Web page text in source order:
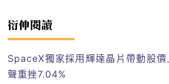
衍伸閱讀
SpaceX獨家採用輝達晶片帶動股
聲重挫7.04%